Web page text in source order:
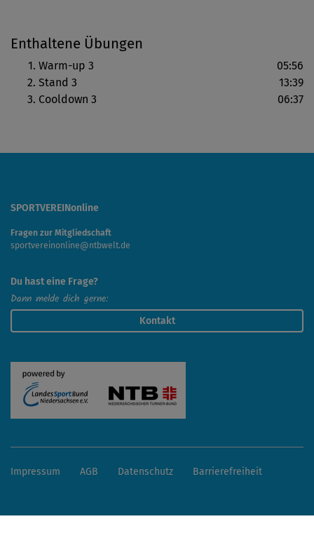
Enthaltene Übungen
Warm-up 3
05:56
Stand 3
13:39
Cooldown 3
06:37
SPORTVEREINonline
Fragen zur Mitgliedschaft
sportvereinonline@ntbwelt.de
Du hast eine Frage?
Dann melde dich gerne:
Kontakt
Impressum AGB Datenschutz Barrierefreiheit